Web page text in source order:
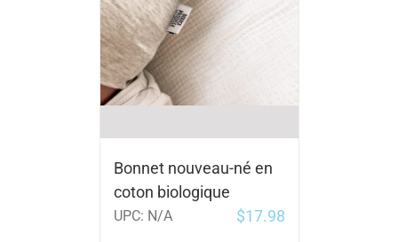
Bonnet nouveau-né en
coton biologique
UPC: N/A $17.98